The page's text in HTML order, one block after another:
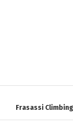
Frasassi